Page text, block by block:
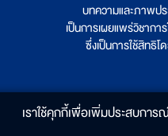
บทความและภาพป
เป็นการเผยแพร่วิชากา
ซึ่งเป็นการใช้สิทธิ
เราใช้คุกกี้เพื่อเพิ่มประสบการ